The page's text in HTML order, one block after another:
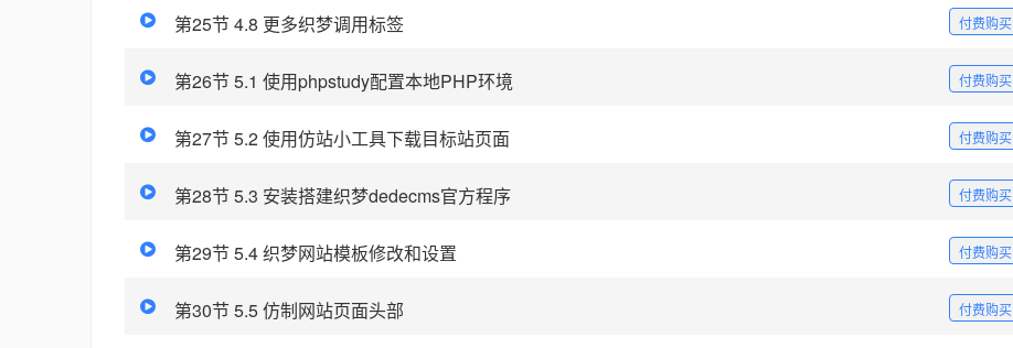
付费购买
第25节 4.8 更多织梦调用标签
付费购买
第26节 5.1 使用phpstudy配置本地PHP环境
付费购买
第27节 5.2 使用仿站小工具下载目标站页面
付费购买
第28节 5.3 安装搭建织梦dedecms官方程序
付费购买
第29节 5.4 织梦网站模板修改和设置
付费购买
第30节 5.5 仿制网站页面头部